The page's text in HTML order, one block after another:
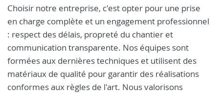
Choisir notre entreprise, c'est opter pour une prise
en charge complète et un engagement professionnel
: respect des délais, propreté du chantier et
communication transparente. Nos équipes sont
formées aux dernières techniques et utilisent des
matériaux de qualité pour garantir des réalisations
conformes aux règles de l'art. Nous valorisons